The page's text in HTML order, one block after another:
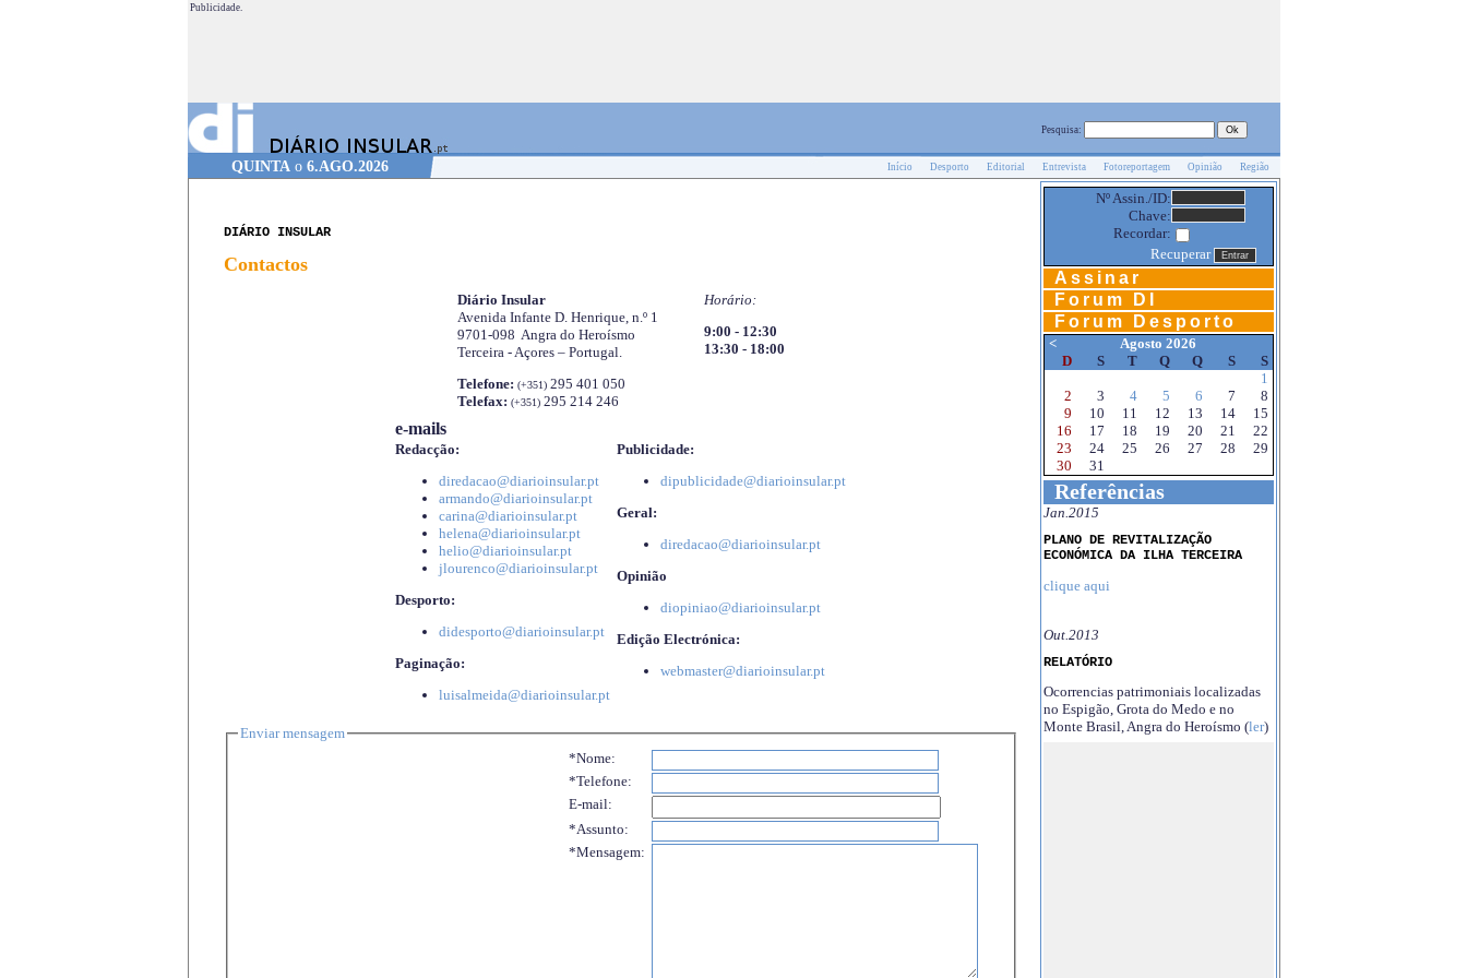
Publicidade.
Pesquisa:
QUINTA o 6.AGO.2026 Início Desporto Editorial Entrevista Fotoreportagem Opinião Região
DIÁRIO INSULAR
Contactos
Diário Insular
Avenida Infante D. Henrique, n.º 1
9701-098 Angra do Heroísmo
Terceira - Açores – Portugal.
Telefone: (+351)295 401 050
Telefax: (+351)295 214 246
Horário:
9:00 - 12:30
13:30 - 18:00
e-mails
Redacção:
diredacao@diarioinsular.pt
armando@diarioinsular.pt
carina@diarioinsular.pt
helena@diarioinsular.pt
helio@diarioinsular.pt
jlourenco@diarioinsular.pt
Desporto:
didesporto@diarioinsular.pt
Paginação:
luisalmeida@diarioinsular.pt
Publicidade:
dipublicidade@diarioinsular.pt
Geral:
diredacao@diarioinsular.pt
Opinião
diopiniao@diarioinsular.pt
Edição Electrónica:
webmaster@diarioinsular.pt
Enviar mensagem
*Nome:
*Telefone:
E-mail:
*Assunto:
*Mensagem:
Nº Assin./ID:
Chave:
Recordar:
Recuperar
Assinar
Forum DI
Forum Desporto
<
Agosto 2026
D
S T Q Q S
S
1
2
3 4 5 6 7
8
9
10 11 12 13 14
15
16
17 18 19 20 21
22
23
24 25 26 27 28
29
30
31
Referências
Jan.2015
PLANO DE REVITALIZAÇÃO
ECONÓMICA DA ILHA TERCEIRA
clique aqui
Out.2013
RELATÓRIO
Ocorrencias patrimoniais localizadas
no Espigão, Grota do Medo e no
Monte Brasil, Angra do Heroísmo (ler)